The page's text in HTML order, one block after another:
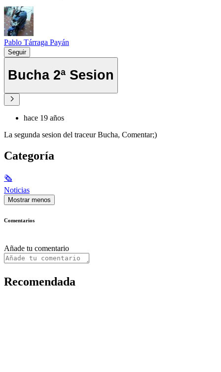
Pablo Tárraga Payán
Seguir
Bucha 2ª Sesion
hace 19 años
La segunda sesion del traceur Bucha, Comentar;)
Categoría
🗞
Noticias
Mostrar menos
Comentarios
Añade tu comentario
Recomendada